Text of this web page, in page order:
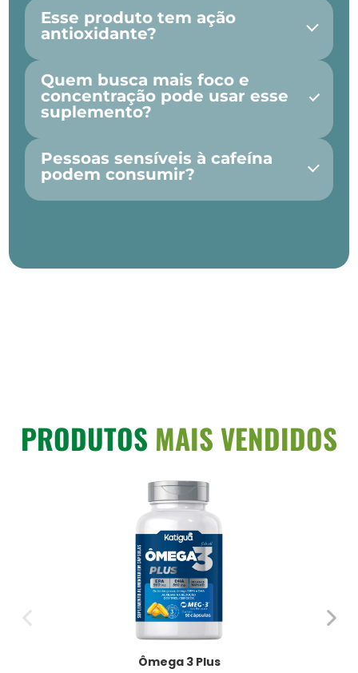
Esse produto tem ação
antioxidante?
Quem busca mais foco e
concentração pode usar esse
suplemento?
Pessoas sensíveis à cafeína
podem consumir?
PRODUTOS MAIS VENDIDOS
Ômega 3 Plus